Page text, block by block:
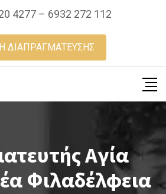
4277 – 6932 272 112
ΔΙΑΠΡΑΓΜΑΤΕΥΣΗΣ
Αγία
Φιλαδέλφεια